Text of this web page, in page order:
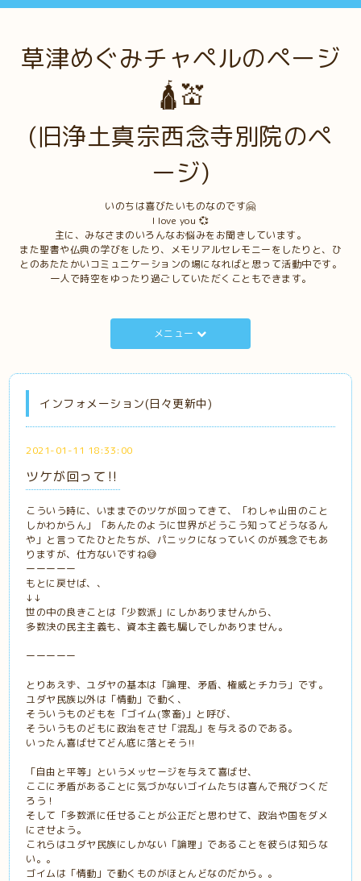
草津めぐみチャペルのページ
🛕💒
(旧浄土真宗西念寺別院のペ
ージ)
いのちは喜びたいものなのです🤗
I love you 💞
主に、みなさまのいろんなお悩みをお聞きしています。
また聖書や仏典の学びをしたり、メモリアルセレモニーをしたりと、ひ
とのあたたかいコミュニケーションの場になればと思って活動中です。
一人で時空をゆったり過ごしていただくこともできます。
メニュー
インフォメーション(日々更新中)
2021-01-11 18:33:00
ツケが回って‼️
こういう時に、いままでのツケが回ってきて、「わしゃ山田のこと
しかわからん」「あんたのように世界がどうこう知ってどうなるん
や」と言ってたひとたちが、パニックになっていくのが残念でもあ
りますが、仕方ないですね😅
ーーーーー
もとに戻せば、、
↓↓
世の中の良きことは「少数派」にしかありませんから、
多数決の民主主義も、資本主義も騙しでしかありません。
ーーーーー
とりあえず、ユダヤの基本は「論理、矛盾、権威とチカラ」です。
ユダヤ民族以外は「情動」で動く、
そういうものどもを「ゴイム(家畜)」と呼び、
そういうものどもに政治をさせ「混乱」を与えるのである。
いったん喜ばせてどん底に落とそう‼️
「自由と平等」というメッセージを与えて喜ばせ、
ここに矛盾があることに気づかないゴイムたちは喜んで飛びつくだ
ろう！
そして「多数派に任せることが公正だと思わせて、政治や国をダメ
にさせよう。
これらはユダヤ民族にしかない「論理」であることを彼らは知らな
い。。
ゴイムは「情動」で動くものがほとんどなのだから。。